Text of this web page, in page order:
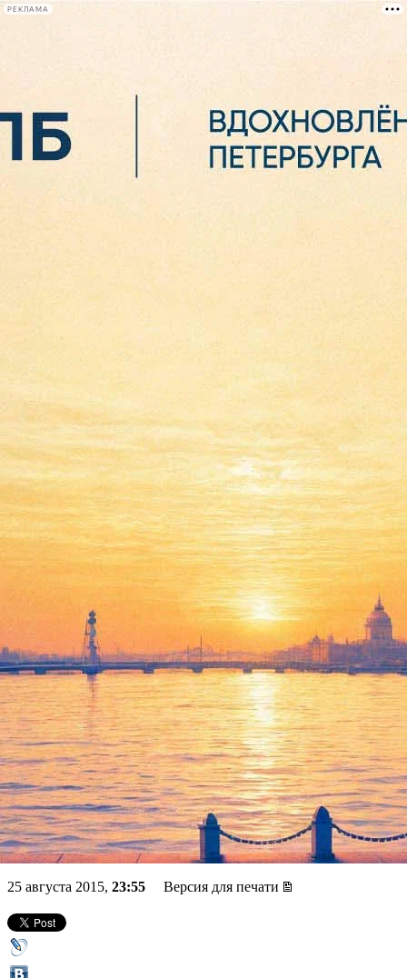
РЕКЛАМА
Сегодня:
Подвиг под клюквенным
соусом: как американцы
прониклись былым
советским величием
25 августа 2015, 23:55 Версия для печати